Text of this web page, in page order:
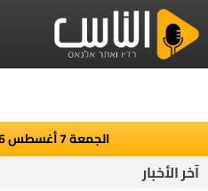
الجمعة 7 أغسطس 2026
آخر الأخبار